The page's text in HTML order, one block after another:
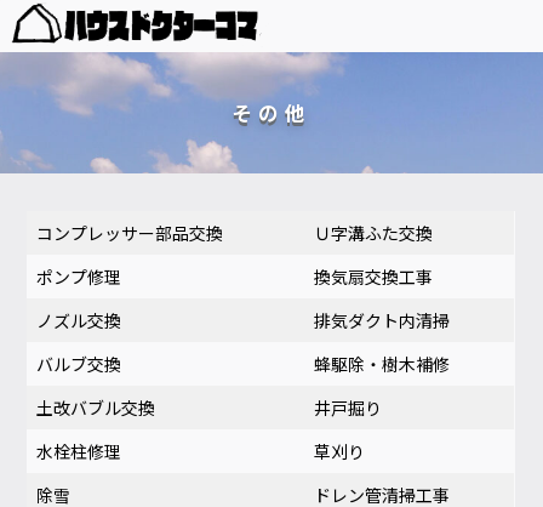
その他
コンプレッサー部品交換 Ｕ字溝ふた交換
ポンプ修理 換気扇交換工事
ノズル交換 排気ダクト内清掃
バルブ交換 蜂駆除・樹木補修
土改バブル交換 井戸掘り
水栓柱修理 草刈り
除雪 ドレン管清掃工事